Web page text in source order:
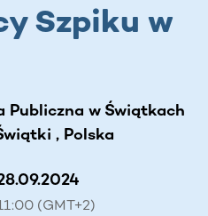
Szpiku w
Publiczna w Świątkach
, Polska
(GMT+2)